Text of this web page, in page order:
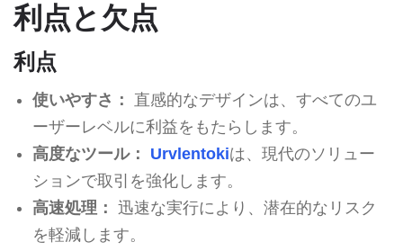
利点と欠点
利点
使いやすさ：
直感的なデザインは、すべてのユ
ーザーレベルに利益をもたらします。
高度なツール：
Urvlentokiは、現代のソリュー
ションで取引を強化します。
高速処理： 迅速な実行により、潜在的なリスク
を軽減します。